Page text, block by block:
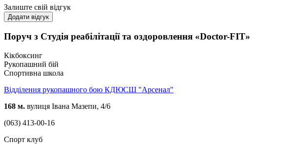
Залиште свій відгук
Додати відгук
Поруч з Студія реабілітації та оздоровлення «Doctor-FIT»
Кікбоксинг
Рукопашний бій
Спортивна школа
Відділення рукопашного бою КДЮСШ "Арсенал"
168 м. вулиця Івана Мазепи, 4/6
(063) 413-00-16
Спорт клуб